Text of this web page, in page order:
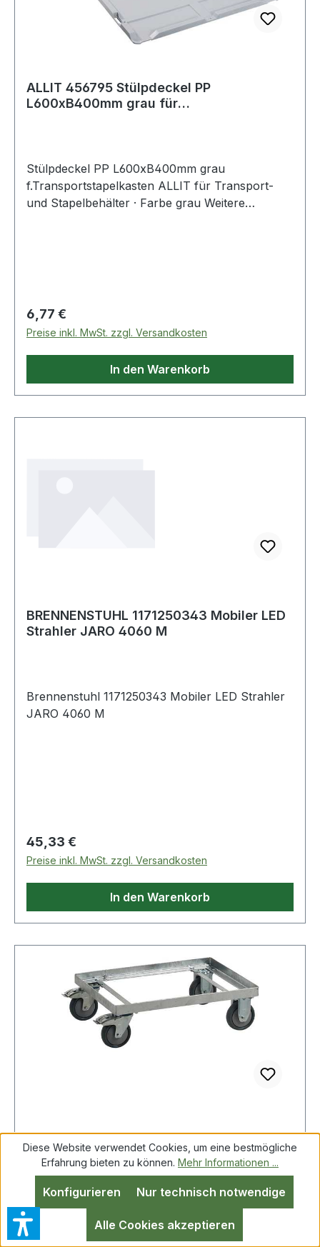
ALLIT 456795 Stülpdeckel PP
L600xB400mm grau für
Stülpdeckel PP L600xB400mm grau
f.Transportstapelkasten ALLIT für Transport-
und Stapelbehälter · Farbe grau Weitere
Regulärer Preis:
6,77 €
Preise inkl. MwSt. zzgl. Versandkosten
In den Warenkorb
BRENNENSTUHL 1171250343 Mobiler LED
Strahler JARO 4060 M
Brennenstuhl 1171250343 Mobiler LED Strahler
JARO 4060 M
Regulärer Preis:
45,33 €
Preise inkl. MwSt. zzgl. Versandkosten
In den Warenkorb
CRAEMER 8007 1000 Fahrgestell Stahl,
verzinkt eckig für Transportbehälter 21
Fahrgestell Stahl,verz.eck.f.Transportbehälter
210l CRAEMER Stahl verzinkt · für
Diese Website verwendet Cookies, um eine bestmögliche
Erfahrung bieten zu können. Mehr Informationen ...
Nur technisch notwendige
Konfigurieren
Alle Cookies akzeptieren